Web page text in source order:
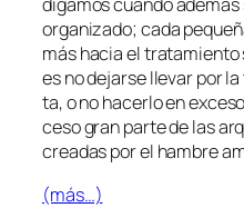
or­ga­ni­za­do; ca­da
más ha­cia el
es no de­jar­se lle­var por
ta, o no ha­cer­lo en
ce­so gran par­te de las
crea­das por el ham­bre
(más…)